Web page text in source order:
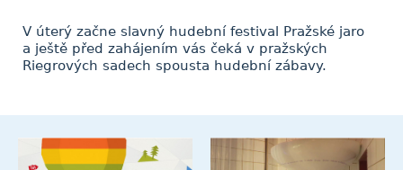
V úterý začne slavný hudební festival Pražské jaro
a ještě před zahájením vás čeká v pražských
Riegrových sadech spousta hudební zábavy.